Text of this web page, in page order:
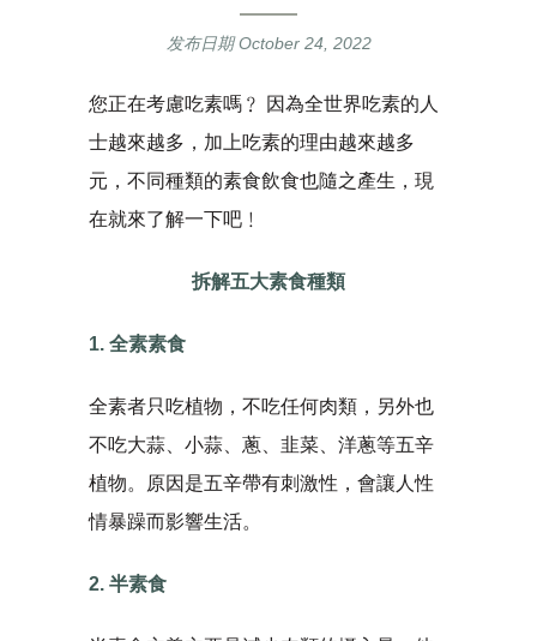
发布日期October 24, 2022
您正在考慮吃素嗎﹖ 因為全世界吃素的人
士越來越多，加上吃素的理由越來越多
元，不同種類的素食飲食也隨之產生，現
在就來了解一下吧﹗
拆解五大素食種類
1. 全素素食
全素者只吃植物，不吃任何肉類，另外也
不吃大蒜、小蒜、蔥、韭菜、洋蔥等五辛
植物。原因是五辛帶有刺激性，會讓人性
情暴躁而影響生活。
2. 半素食